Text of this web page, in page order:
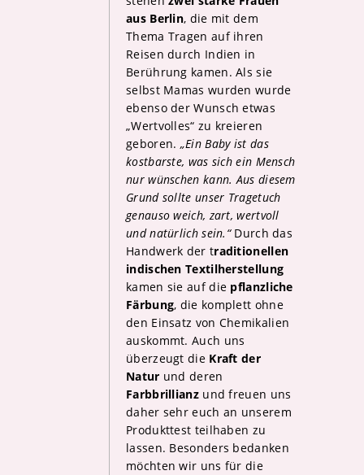
aus Berlin, die mit dem
Thema Tragen auf ihren
Reisen durch Indien in
Berührung kamen. Als sie
selbst Mamas wurden wurde
ebenso der Wunsch etwas
„Wertvolles“ zu kreieren
geboren. „Ein Baby ist das
kostbarste, was sich ein Mensch
nur wünschen kann. Aus diesem
Grund sollte unser Tragetuch
genauso weich, zart, wertvoll
und natürlich sein.“Durch das
Handwerk der traditionellen
indischen Textilherstellung
kamen sie auf die pflanzliche
Färbung, die komplett ohne
den Einsatz von Chemikalien
auskommt. Auch uns
überzeugt die Kraft der
Natur und deren
Farbbrillianzund freuen uns
daher sehr euch an unserem
Produkttest teilhaben zu
lassen. Besonders bedanken
möchten wir uns für die